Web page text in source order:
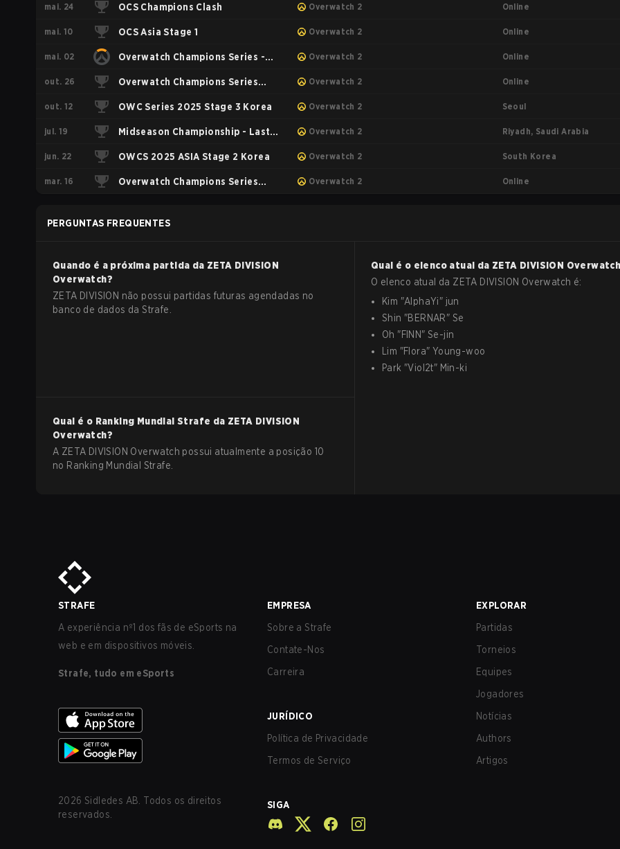
mai. 24 OCS Champions Clash Overwatch 2 Online
mai. 10 OCS Asia Stage 1 Overwatch 2 Online
mai. 02 Overwatch Champions Series -
Korea Stage 1
Overwatch 2 Online
out. 26 Overwatch Champions Series
2025 - Korea Road to World
Finals
Overwatch 2 Online
out. 12 OWC Series 2025 Stage 3 Korea Overwatch 2 Seoul
jul. 19 Midseason Championship - Last
Chance Qualifier
Overwatch 2 Riyadh, Saudi Arabia
jun. 22 OWCS 2025 ASIA Stage 2 Korea Overwatch 2 South Korea
mar. 16 Overwatch Champions Series Overwatch 2 Online
PERGUNTAS FREQUENTES
Quando é a próxima partida da ZETA DIVISION
Overwatch?
ZETA DIVISION não possui partidas futuras agendadas no
banco de dados da Strafe.
Qual é o elenco atual da ZETA DIVISION
O elenco atual da ZETA DIVISION Overwatch é:
Kim "AlphaYi" jun
Shin "BERNAR" Se
Oh "FINN"Se-jin
Lim "Flora" Young-woo
Park "Viol2t" Min-ki
Qual é o Ranking Mundial Strafe da ZETA DIVISION
Overwatch?
A ZETA DIVISION Overwatch possui atualmente a posição 10
no Ranking Mundial Strafe.
STRAFE
A experiência nº1 dos fãs de eSports na
web e em dispositivos móveis.
Strafe, tudo em eSports
2026 Sidledes AB. Todos os direitos
reservados.
EMPRESA
Sobre a Strafe
Contate-Nos
Carreira
JURÍDICO
Política de Privacidade
Termos de Serviço
SIGA
EXPLORAR
Partidas
Torneios
Equipes
Jogadores
Notícias
Authors
Artigos